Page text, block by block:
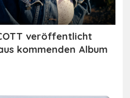
veröffentlicht
kommenden Album